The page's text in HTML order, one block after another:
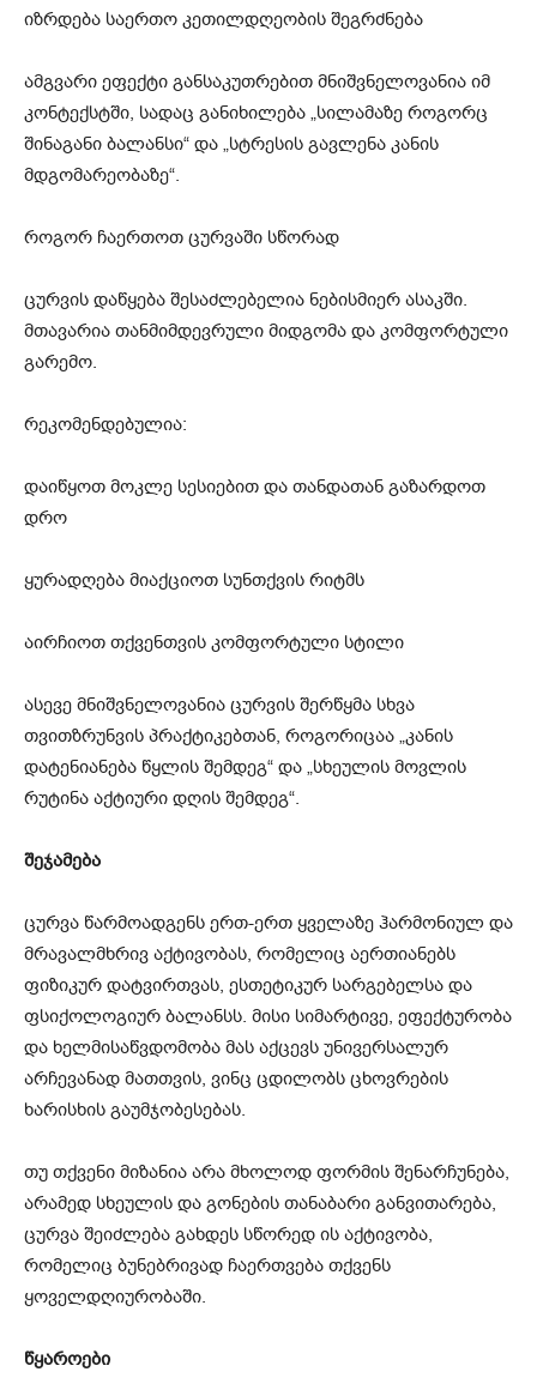
იზრდება საერთო კეთილდღეობის შეგრძნება
ამგვარი ეფექტი განსაკუთრებით მნიშვნელოვანია იმ
კონტექსტში, სადაც განიხილება „სილამაზე როგორც
შინაგანი ბალანსი“ და „სტრესის გავლენა კანის
მდგომარეობაზე“.
როგორ ჩაერთოთ ცურვაში სწორად
ცურვის დაწყება შესაძლებელია ნებისმიერ ასაკში.
მთავარია თანმიმდევრული მიდგომა და კომფორტული
გარემო.
რეკომენდებულია:
დაიწყოთ მოკლე სესიებით და თანდათან გაზარდოთ
დრო
ყურადღება მიაქციოთ სუნთქვის რიტმს
აირჩიოთ თქვენთვის კომფორტული სტილი
ასევე მნიშვნელოვანია ცურვის შერწყმა სხვა
თვითზრუნვის პრაქტიკებთან, როგორიცაა „კანის
დატენიანება წყლის შემდეგ“ და „სხეულის მოვლის
რუტინა აქტიური დღის შემდეგ“.
შეჯამება
ცურვა წარმოადგენს ერთ-ერთ ყველაზე ჰარმონიულ და
მრავალმხრივ აქტივობას, რომელიც აერთიანებს
ფიზიკურ დატვირთვას, ესთეტიკურ სარგებელსა და
ფსიქოლოგიურ ბალანსს. მისი სიმარტივე, ეფექტურობა
და ხელმისაწვდომობა მას აქცევს უნივერსალურ
არჩევანად მათთვის, ვინც ცდილობს ცხოვრების
ხარისხის გაუმჯობესებას.
თუ თქვენი მიზანია არა მხოლოდ ფორმის შენარჩუნება,
არამედ სხეულის და გონების თანაბარი განვითარება,
ცურვა შეიძლება გახდეს სწორედ ის აქტივობა,
რომელიც ბუნებრივად ჩაერთვება თქვენს
ყოველდღიურობაში.
წყაროები